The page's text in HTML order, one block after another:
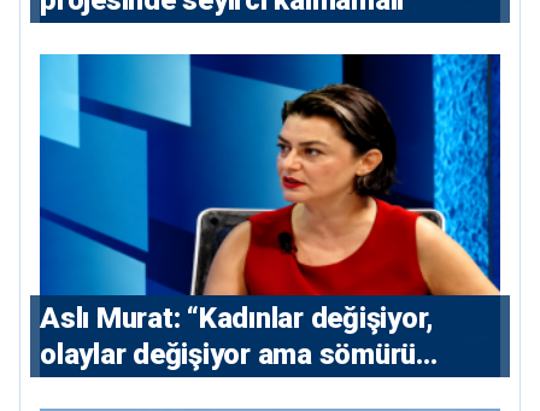
Aslı Murat: “Kadınlar değişiyor,
olaylar değişiyor ama sömürü